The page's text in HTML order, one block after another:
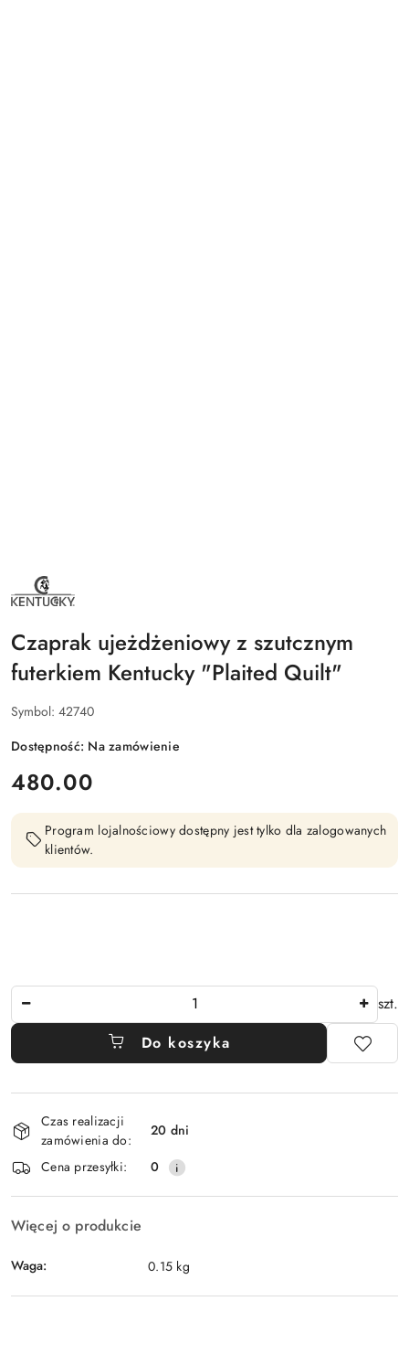
NAZWA
PRODUCENTA:
KENTUCKY
Czaprak ujeżdżeniowy z szutcznym
futerkiem Kentucky "Plaited Quilt"
Symbol: 42740
Dostępność: Na zamówienie
cena:
480.00
Program lojalnościowy dostępny jest tylko dla zalogowanych
klientów.
szt.
Do koszyka
Dostępność
i
dostawa
Czas realizacji
zamówienia do:
20 dni
Cena przesyłki:
0
Więcej o produkcie
Waga: 0.15 kg